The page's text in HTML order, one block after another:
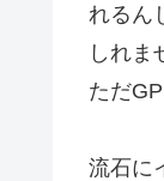
れるん
しれま
ただ
流石に